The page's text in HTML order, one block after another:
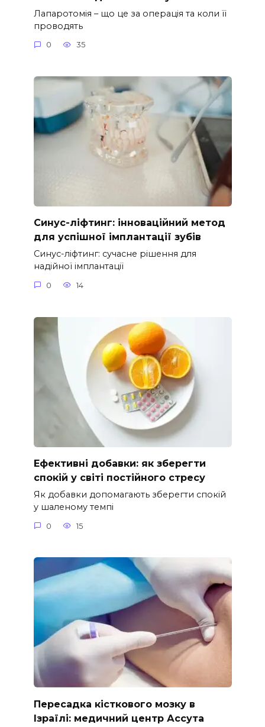
Лапаротомія – що це за операція та коли її
проводять
0 35
Синус-ліфтинг: інноваційний метод
для успішної імплантації зубів
Синус-ліфтинг: сучасне рішення для
надійної імплантації
0 14
Ефективні добавки: як зберегти
спокій у світі постійного стресу
Як добавки допомагають зберегти спокій
у шаленому темпі
0 15
Пересадка кісткового мозку в
Ізраїлі: медичний центр Ассута